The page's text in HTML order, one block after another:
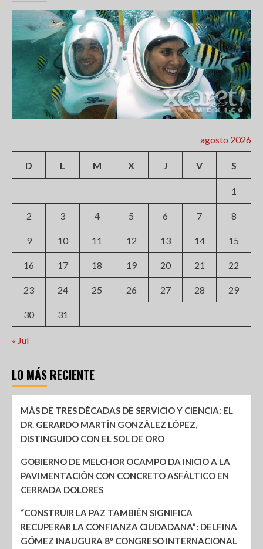
agosto 2026
D L M X J V S
1
2 3 4 5 6 7 8
9 10 11 12 13 14 15
16 17 18 19 20 21 22
23 24 25 26 27 28 29
30 31
« Jul
LO MÁS RECIENTE
MÁS DE TRES DÉCADAS DE SERVICIO Y CIENCIA: EL
DR. GERARDO MARTÍN GONZÁLEZ LÓPEZ,
DISTINGUIDO CON EL SOL DE ORO
GOBIERNO DE MELCHOR OCAMPO DA INICIO A LA
PAVIMENTACIÓN CON CONCRETO ASFÁLTICO EN
CERRADA DOLORES
“CONSTRUIR LA PAZ TAMBIÉN SIGNIFICA
RECUPERAR LA CONFIANZA CIUDADANA”: DELFINA
GÓMEZ INAUGURA 8º CONGRESO INTERNACIONAL